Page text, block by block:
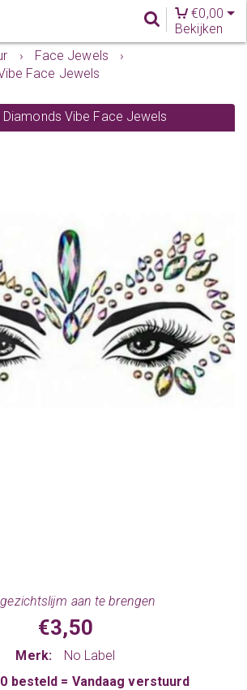
€0,00
Bekijken
› Face Jewels
›
Face Jewels
Diamonds Vibe Face Jewels
aan te brengen
€3,50
Merk:
No Label
besteld = Vandaag verstuurd